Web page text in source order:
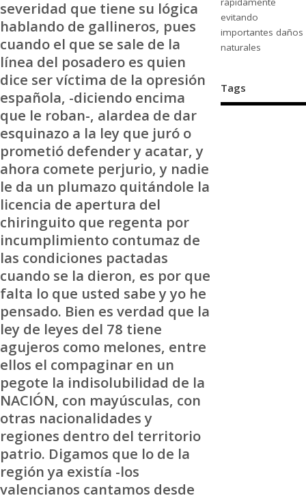
severidad que tiene su lógica
hablando de gallineros, pues
cuando el que se sale de la
línea del posadero es quien
dice ser víctima de la opresión
española, -diciendo encima
que le roban-, alardea de dar
esquinazo a la ley que juró o
prometió defender y acatar, y
ahora comete perjurio, y nadie
le da un plumazo quitándole la
licencia de apertura del
chiringuito que regenta por
incumplimiento contumaz de
las condiciones pactadas
cuando se la dieron, es por que
falta lo que usted sabe y yo he
pensado. Bien es verdad que la
ley de leyes del 78 tiene
agujeros como melones, entre
ellos el compaginar en un
pegote la indisolubilidad de la
NACIÓN, con mayúsculas, con
otras nacionalidades y
regiones dentro del territorio
patrio. Digamos que lo de la
región ya existía -los
valencianos cantamos desde
evitando
importantes daños
naturales
Tags